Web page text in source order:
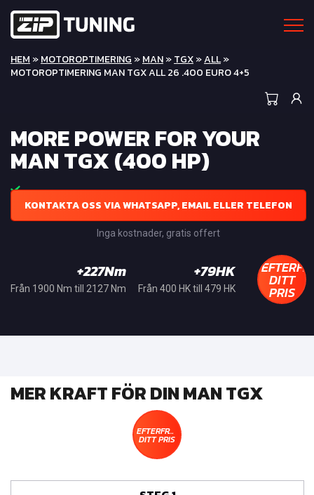
HEM »MOTOROPTIMERING »MAN»TGX»ALL»
MOTOROPTIMERING MAN TGX ALL 26 .400 EURO 4+5
MORE POWER FOR YOUR
MAN TGX (400 HP)
KONTAKTA OSS VIA WHATSAPP, EMAIL ELLER TELEFON
Inga kostnader, gratis offert
+227Nm
Från 1900 Nm till 2127 Nm
+79HK
Från 400 HK till 479 HK DITT
PRIS
MER KRAFT FÖR DIN MAN TGX
EFTERFRÅGA
DITT PRIS